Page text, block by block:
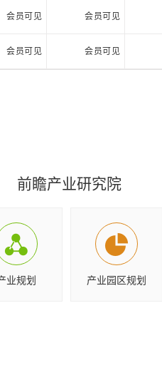
会员可见 会员可见
会员可见 会员可见
前瞻产业研究院
业规划 产业园区规划